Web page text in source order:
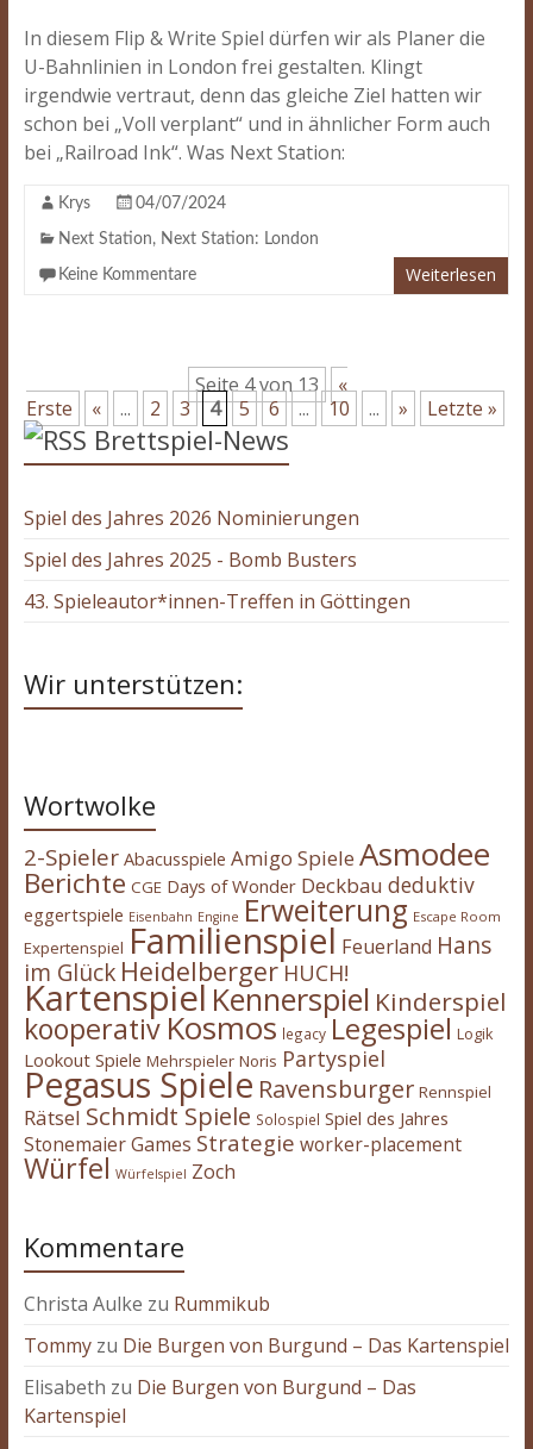
In diesem Flip & Write Spiel dürfen wir als Planer die
U-Bahnlinien in London frei gestalten. Klingt
irgendwie vertraut, denn das gleiche Ziel hatten wir
schon bei „Voll verplant“ und in ähnlicher Form auch
bei „Railroad Ink“. Was Next Station:
Krys 04/07/2024
Next Station, Next Station: London
Keine Kommentare Weiterlesen
Seite 4 von 13
«
Erste
« ... 2 3 4 5 6 ... 10 ... » Letzte »
Brettspiel-News
Spiel des Jahres 2026 Nominierungen
Spiel des Jahres 2025 - Bomb Busters
43. Spieleautor*innen-Treffen in Göttingen
Wir unterstützen:
Wortwolke
2-Spieler Abacusspiele Amigo Spiele Asmodee
Berichte CGE Days of Wonder Deckbau deduktiv
eggertspiele Eisenbahn Engine Erweiterung Escape Room
Expertenspiel Familienspiel Feuerland Hans
im Glück Heidelberger HUCH!
Kartenspiel Kennerspiel Kinderspiel
kooperativ Kosmos legacy Legespiel Logik
Lookout Spiele Mehrspieler Noris Partyspiel
Pegasus Spiele Ravensburger Rennspiel
Rätsel Schmidt Spiele Solospiel Spiel des Jahres
Stonemaier Games Strategie worker-placement
Würfel Würfelspiel Zoch
Kommentare
Christa Aulke zu Rummikub
Tommyzu Die Burgen von Burgund – Das Kartenspiel
Elisabeth zu Die Burgen von Burgund – Das
Kartenspiel